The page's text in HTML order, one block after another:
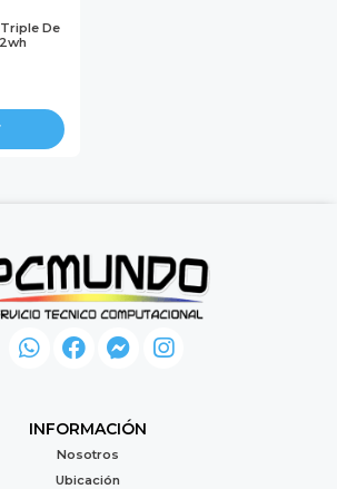
De
INFORMACIÓN
Nosotros
Ubicación